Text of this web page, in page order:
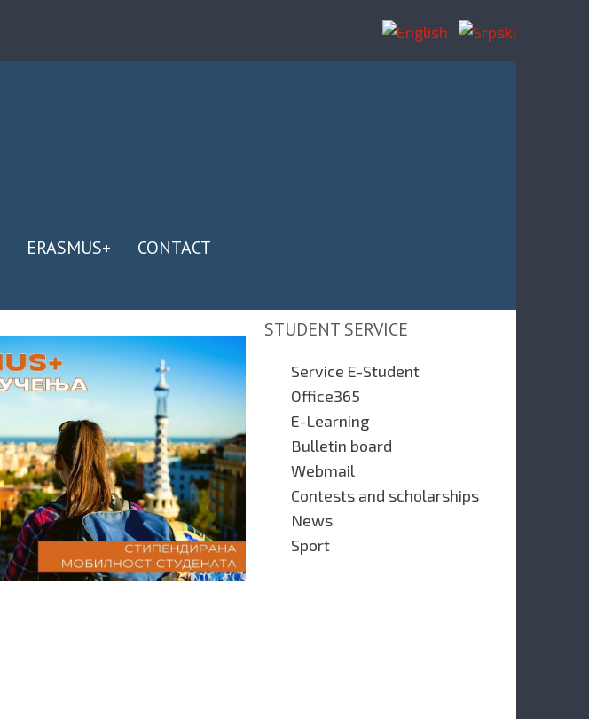
ERASMUS+ CONTACT
STUDENT SERVICE
Service E-Student
Office365
E-Learning
Bulletin board
Webmail
Contests and scholarships
News
Sport